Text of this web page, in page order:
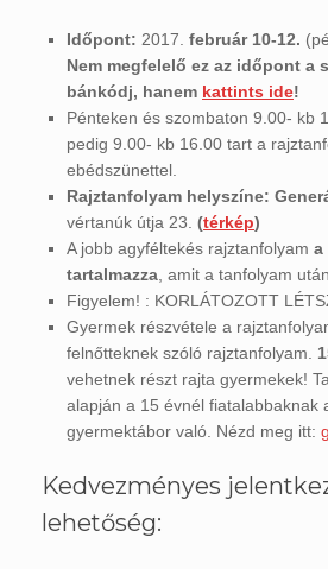
Időpont: 2017. február 10-12.
Nem megfelelő ez az időpont a
bánkódj, hanem kattints ide!
Pénteken és szombaton 9.00- kb
pedig 9.00- kb 16.00 tart a
ebédszünettel.
Rajztanfolyam helyszíne:
vértanúk útja 23. (térkép)
A jobb agyféltekés rajztanfolyam a
tartalmazza, amit a tanfolyam
Figyelem! : KORLÁTOZOTT
Gyermek részvétele a
felnőtteknek szóló rajztanfolyam.
vehetnek részt rajta gyermekek!
alapján a 15 évnél fiatalabbaknak
gyermektábor való. Nézd meg itt:
Kedvezményes
lehetőség: